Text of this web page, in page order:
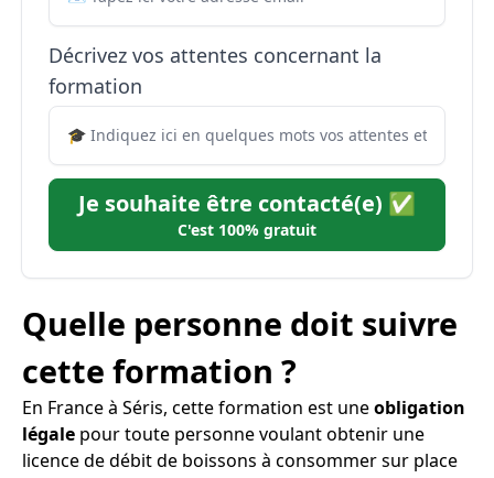
Décrivez vos attentes concernant la
formation
Je souhaite être contacté(e) ✅
C'est 100% gratuit
Quelle personne doit suivre
cette formation ?
En France à Séris, cette formation est uneobligation
légale pour toute personne voulant obtenir une
licence de débit de boissons à consommer sur place